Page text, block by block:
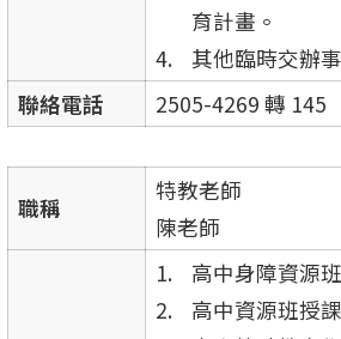
育計畫。
其他臨時交辦
聯絡電話
2505-4269 轉 145
職稱
特教老師
陳老師
高中身障資源
高中資源班授